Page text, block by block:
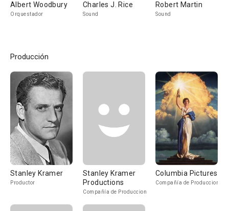
Albert Woodbury
Orquestador
Charles J. Rice
Sound
Robert Martin
Sound
Producción
Stanley Kramer
Productor
Stanley Kramer
Productions
Compañía de Produccion
Columbia Pictures
Compañía de Produccion